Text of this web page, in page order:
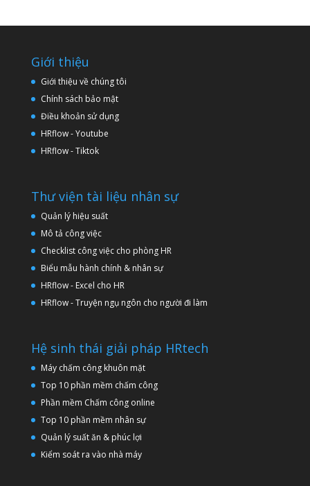
Giới thiệu
Giới thiệu về chúng tôi
Chính sách bảo mật
Điều khoản sử dụng
HRflow - Youtube
HRflow - Tiktok
Thư viện tài liệu nhân sự
Quản lý hiệu suất
Mô tả công việc
Checklist công việc cho phòng HR
Biểu mẫu hành chính & nhân sự
HRflow - Excel cho HR
HRflow - Truyện ngụ ngôn cho người đi làm
Hệ sinh thái giải pháp HRtech
Máy chấm công khuôn mặt
Top 10 phần mềm chấm công
Phần mềm Chấm công online
Top 10 phần mềm nhân sự
Quản lý suất ăn & phúc lợi
Kiểm soát ra vào nhà máy